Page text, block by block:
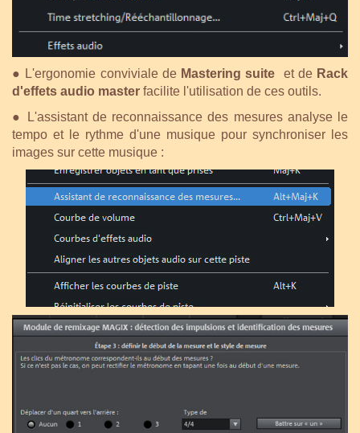
● L'ergonomie conviviale de Mastering suite et de Rack
d'effets audio master facilite l'utilisation de ces outils.
●
L'assistant de reconnaissance des mesures analyse le
tempo et le rythme d'une musique pour synchroniser les
images sur cette musique :